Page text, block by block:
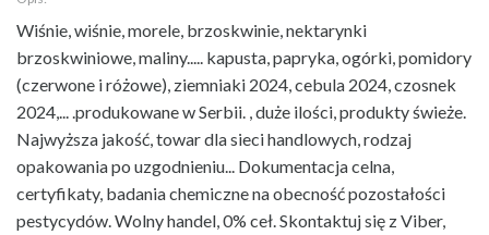
Wiśnie, wiśnie, morele, brzoskwinie, nektarynki
brzoskwiniowe, maliny..... kapusta, papryka, ogórki, pomidory
(czerwone i różowe), ziemniaki 2024, cebula 2024, czosnek
2024,... .produkowane w Serbii. , duże ilości, produkty świeże.
Najwyższa jakość, towar dla sieci handlowych, rodzaj
opakowania po uzgodnieniu... Dokumentacja celna,
certyfikaty, badania chemiczne na obecność pozostałości
pestycydów. Wolny handel, 0% ceł. Skontaktuj się z Viber,